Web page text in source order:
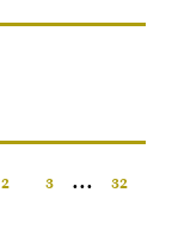
2 3 ... 32